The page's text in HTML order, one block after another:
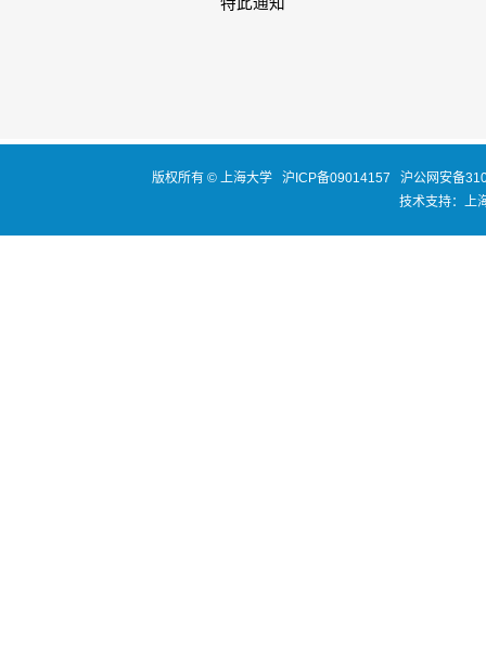
版权所有 © 上海大学 沪ICP备09014157
沪公网安备
技术支持： 上